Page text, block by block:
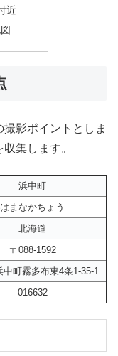
近
影ポイントとしま
集します。
浜中町
はまなかちょう
北海道
〒088-1592
中町霧多布東4条1-35-1
016632